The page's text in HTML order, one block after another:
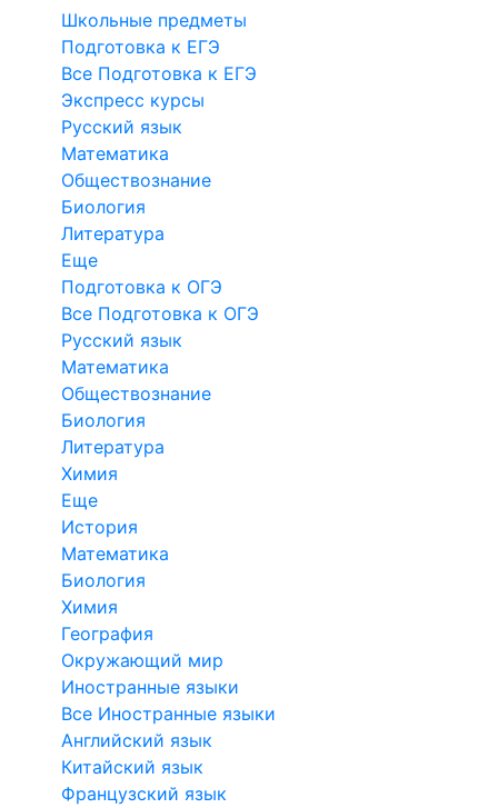
Школьные предметы
Подготовка к ЕГЭ
Все Подготовка к ЕГЭ
Экспресс курсы
Русский язык
Математика
Обществознание
Биология
Литература
Еще
Подготовка к ОГЭ
Все Подготовка к ОГЭ
Русский язык
Математика
Обществознание
Биология
Литература
Химия
Еще
История
Математика
Биология
Химия
География
Окружающий мир
Иностранные языки
Все Иностранные языки
Английский язык
Китайский язык
Французский язык